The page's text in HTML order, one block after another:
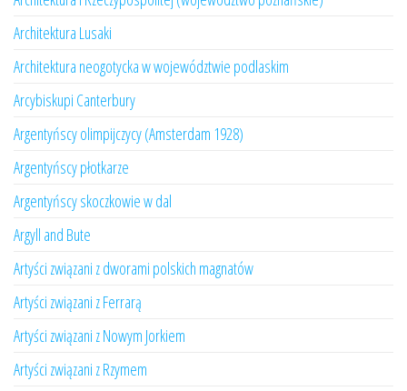
Architektura Lusaki
Architektura neogotycka w województwie podlaskim
Arcybiskupi Canterbury
Argentyńscy olimpijczycy (Amsterdam 1928)
Argentyńscy płotkarze
Argentyńscy skoczkowie w dal
Argyll and Bute
Artyści związani z dworami polskich magnatów
Artyści związani z Ferrarą
Artyści związani z Nowym Jorkiem
Artyści związani z Rzymem